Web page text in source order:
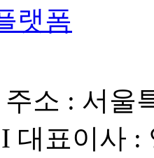
랫폼
소 : 서울
대표이사 :